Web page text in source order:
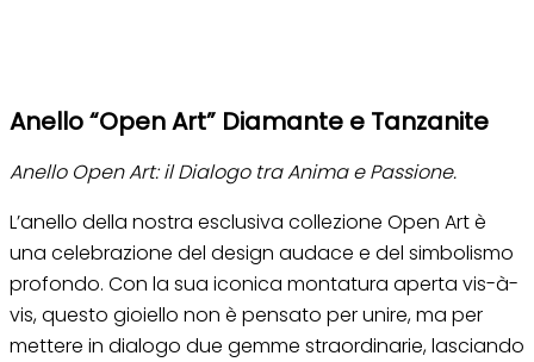
Anello “Open Art” Diamante e Tanzanite
Anello Open Art: il Dialogo tra Anima e Passione.
L’anello della nostra esclusiva collezione Open Art è
una celebrazione del design audace e del simbolismo
profondo. Con la sua iconica montatura aperta vis-à-
vis, questo gioiello non è pensato per unire, ma per
mettere in dialogo due gemme straordinarie, lasciando